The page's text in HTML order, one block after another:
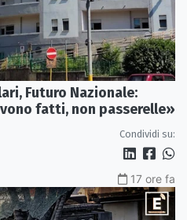
Futuro Nazionale:
fatti, non passerelle»
Condividi su:
17 ore fa